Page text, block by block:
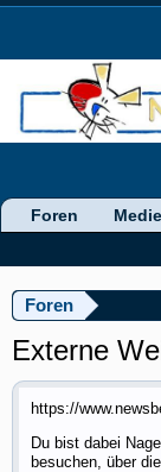
Foren
Externe
https://
Du bist dabei
besuchen, über
Foren